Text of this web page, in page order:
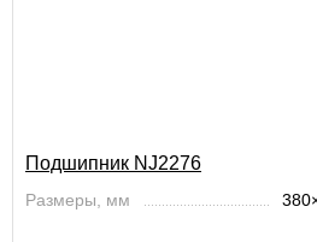
Подшипник NJ2276
Размеры, мм